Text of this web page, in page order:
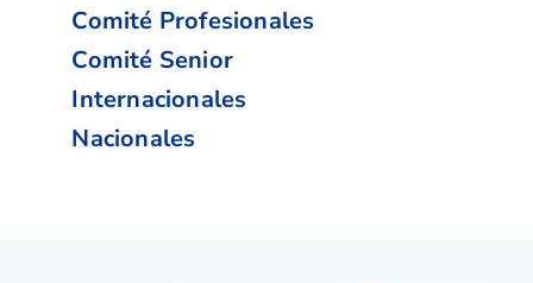
Comité Profesionales
Comité Senior
Internacionales
Nacionales